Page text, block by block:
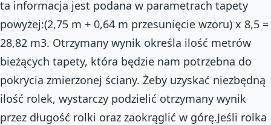
ta informacja jest podana w parametrach tapety
powyżej:(2,75 m + 0,64 m przesunięcie wzoru) x 8,5 =
28,82 m3. Otrzymany wynik określa ilość metrów
bieżących tapety, która będzie nam potrzebna do
pokrycia zmierzonej ściany. Żeby uzyskać niezbędną
ilość rolek, wystarczy podzielić otrzymany wynik
przez długość rolki oraz zaokrąglić w górę.Jeśli rolka